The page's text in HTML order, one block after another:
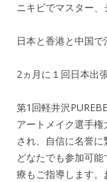
ニキビでマスター、
日本と香港と中国で
2ヵ月に１回日本出
第1回軽井沢
アートメイク選手
され、自信に名誉に
どなたでも参加可能
療もご指導します。